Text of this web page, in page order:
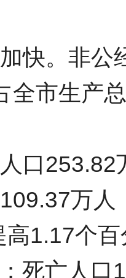
快。非公
全市生产
口
万
1.17个
死亡人口